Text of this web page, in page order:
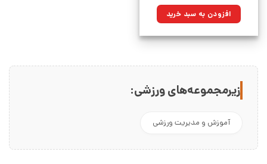
۶۶۰,۰۰۰تومان
بود.
۴۹۸,۳۰۰تومان.افزودن به سبد خرید
زیرمجموعه‌های ورزشی:
آموزش و مدیریت ورزشی